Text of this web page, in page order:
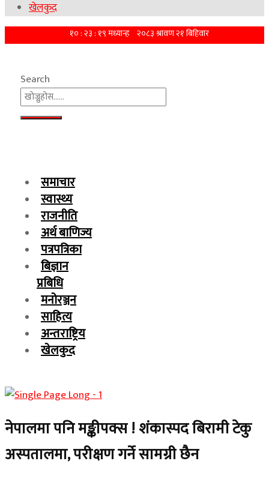
खेलकुद
Search
समाचार
स्वास्थ्य
राजनीति
अर्थ बाणिज्य
पत्रपत्रिका
बिज्ञान
प्रबिधि
मनोरञ्जन
साहित्य
अन्तराष्ट्रिय
खेलकुद
नेपालमा पनि मङ्कीपक्स ! शंकास्पद बिरामी टेकु
अस्पतालमा, परीक्षण गर्ने सामग्री छैन